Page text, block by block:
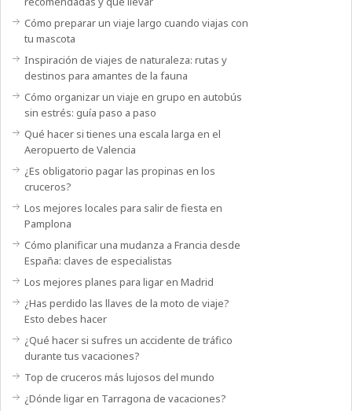
Cómo preparar un viaje largo cuando viajas con
tu mascota
Inspiración de viajes de naturaleza: rutas y
destinos para amantes de la fauna
Cómo organizar un viaje en grupo en autobús
sin estrés: guía paso a paso
Qué hacer si tienes una escala larga en el
Aeropuerto de Valencia
¿Es obligatorio pagar las propinas en los
cruceros?
Los mejores locales para salir de fiesta en
Pamplona
Cómo planificar una mudanza a Francia desde
España: claves de especialistas
Los mejores planes para ligar en Madrid
¿Has perdido las llaves de la moto de viaje?
Esto debes hacer
¿Qué hacer si sufres un accidente de tráfico
durante tus vacaciones?
Top de cruceros más lujosos del mundo
¿Dónde ligar en Tarragona de vacaciones?